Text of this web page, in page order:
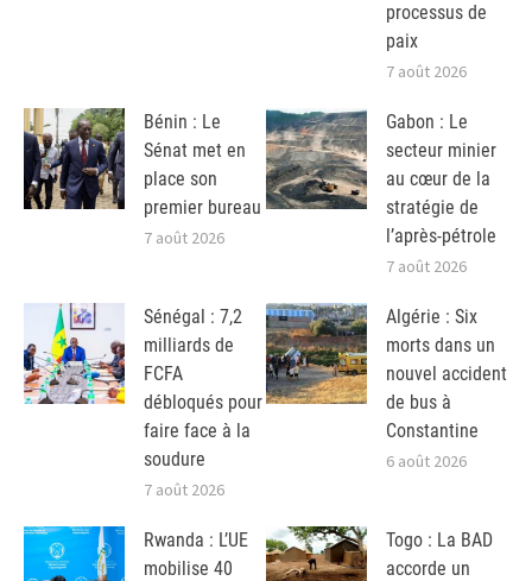
processus de
paix
7 août 2026
Bénin : Le
Sénat met en
place son
premier bureau
7 août 2026
Gabon : Le
secteur minier
au cœur de la
stratégie de
l’après-pétrole
7 août 2026
Sénégal : 7,2
milliards de
FCFA
débloqués pour
faire face à la
soudure
7 août 2026
Algérie : Six
morts dans un
nouvel accident
de bus à
Constantine
6 août 2026
Rwanda : L’UE
mobilise 40
Togo : La BAD
accorde un